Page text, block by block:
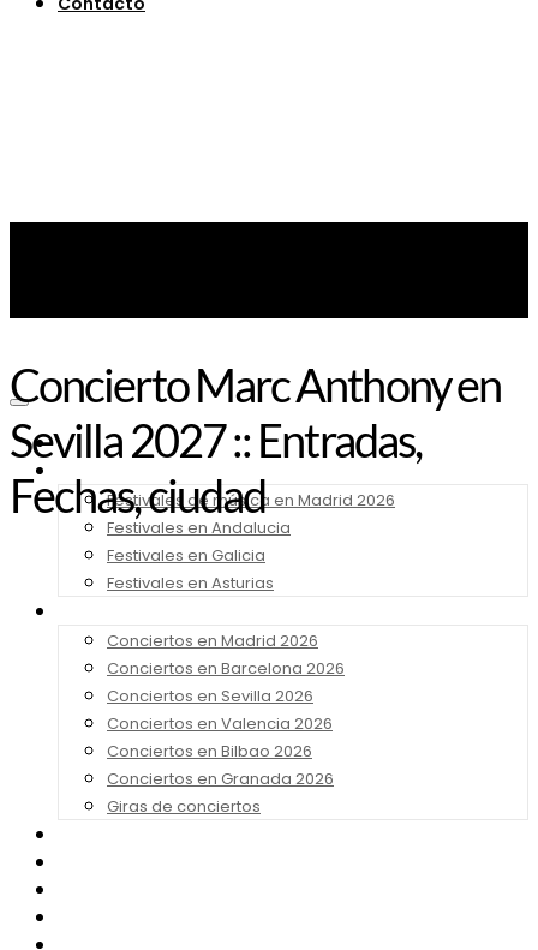
Noticias
Festivales de música en Madrid 2026
Festivales en Andalucia
Festivales en Galicia
Festivales en Asturias
Conciertos en Madrid 2026
Conciertos en Barcelona 2026
Conciertos en Sevilla 2026
Conciertos en Valencia 2026
Conciertos en Bilbao 2026
Conciertos en Granada 2026
Giras de conciertos
Concierto Marc Anthony en
Sevilla 2027 :: Entradas,
Fechas, ciudad